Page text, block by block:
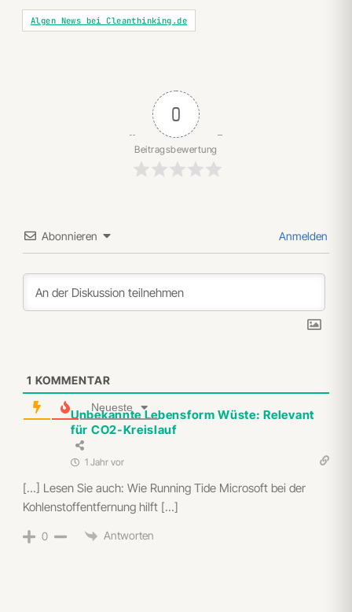
Algen News bei Cleanthinking.de
0
Beitragsbewertung
Abonnieren Anmelden
1 KOMMENTAR
Neueste
Unbekannte Lebensform Wüste: Relevant
für CO2-Kreislauf
1 Jahr vor
[…] Lesen Sie auch: Wie Running Tide Microsoft bei der
Kohlenstoffentfernung hilft […]
0 Antworten